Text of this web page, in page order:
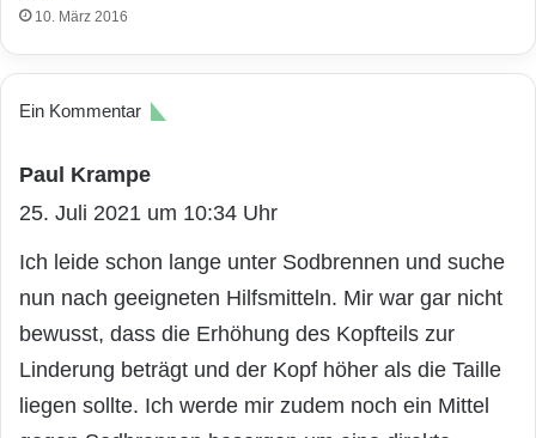
10. März 2016
Ein Kommentar
Paul Krampe
a
g
t
:
25. Juli 2021 um 10:34 Uhr
Ich leide schon lange unter Sodbrennen und suche
nun nach geeigneten Hilfsmitteln. Mir war gar nicht
bewusst, dass die Erhöhung des Kopfteils zur
Linderung beträgt und der Kopf höher als die Taille
liegen sollte. Ich werde mir zudem noch ein Mittel